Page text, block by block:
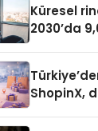
Küresel
2030’da
ShopinX,